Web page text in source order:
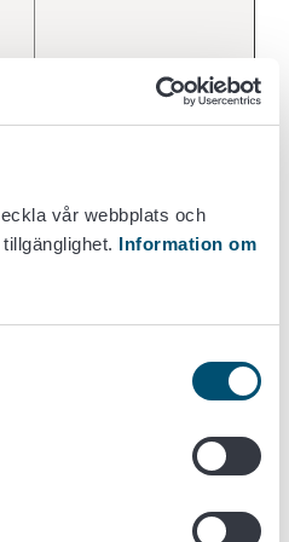
vår webbplats och
Information om
c/o Pj. Maija Häggblom
sammanslutning: getter
Ras